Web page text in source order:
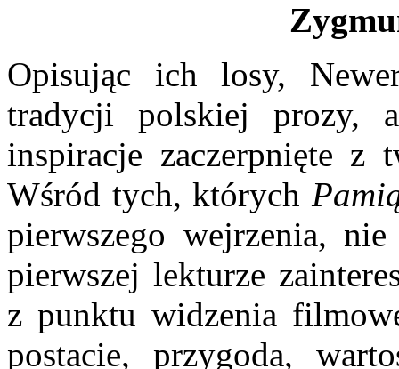
Opisując ich losy,
tradycji polskiej prozy,
inspiracje zaczerpnięte z
Wśród tych, których
pierwszego wejrzenia,
pierwszej lekturze
z punktu widzenia
postacie, przygoda,